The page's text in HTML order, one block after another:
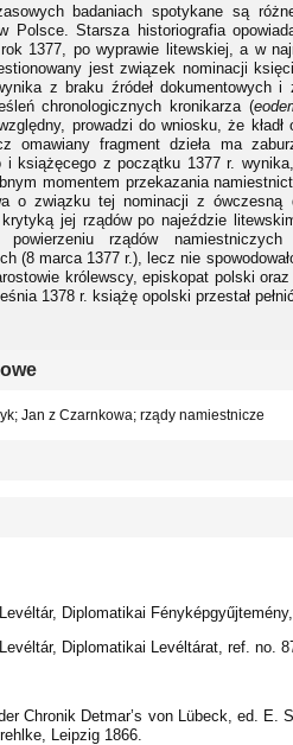
badaniach spotykane są
Polsce. Starsza historiografia
rok 1377, po wyprawie litewskiej, a w
jest związek nominacji
z braku źródeł dokumentowych i
chronologicznych kronikarza (
prowadzi do wniosku, że
omawiany fragment dzieła ma
i książęcego z początku 1377 r.
momentem przekazania
o związku tej nominacji z
jej rządów po najeździe
rządów
(8 marca 1377 r.), lecz nie
królewscy, episkopat polski
1378 r. książę opolski przestał
Jan z Czarnkowa; rządy namiestnicze
Diplomatikai
Diplomatikai Levéltárat, ref. no.
Chronik Detmar’s von Lübeck, ed.
Leipzig 1866.